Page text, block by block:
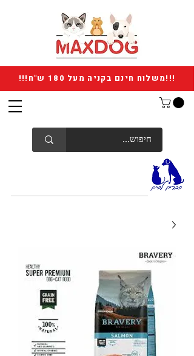
!!!משלוח חינם בקניה מעל 180 ש"ח!!!